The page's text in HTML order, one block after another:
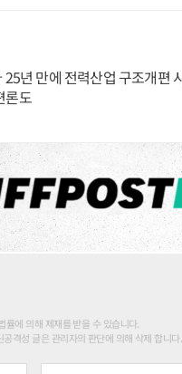
25년 만에 전력산업 구조개편
론도
에 의해 제재를 받을 수 있습니다.
격성 글은 관리자의 판단에 의해 삭제 합니다.